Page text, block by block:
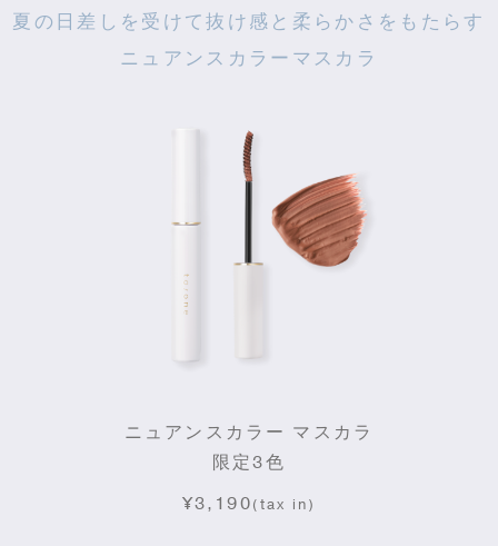
夏の日差しを受けて抜け感と柔らかさをもたらす
ニュアンスカラーマスカラ
ニュアンスカラー マスカラ
限定3色
¥3,190(tax in)